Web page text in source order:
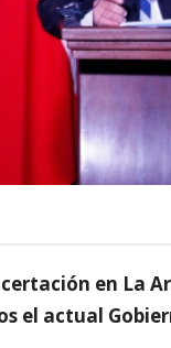
en La
el actual